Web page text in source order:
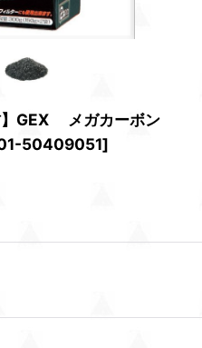
】GEX メガカーボン
50409051]